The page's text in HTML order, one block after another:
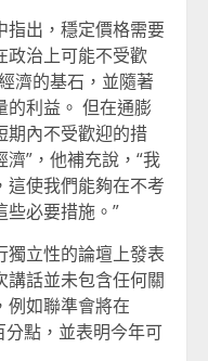
指出，穩定價格需要
政治上可能不受歡
濟的基石，並隨著
的利益。 但在通膨
期內不受歡迎的措
”，他補充說，“我
這使我們能夠在不考
些必要措施。”
獨立性的論壇上發表
講話並未包含任何關
例如聯準會將在
分點，並表明今年可